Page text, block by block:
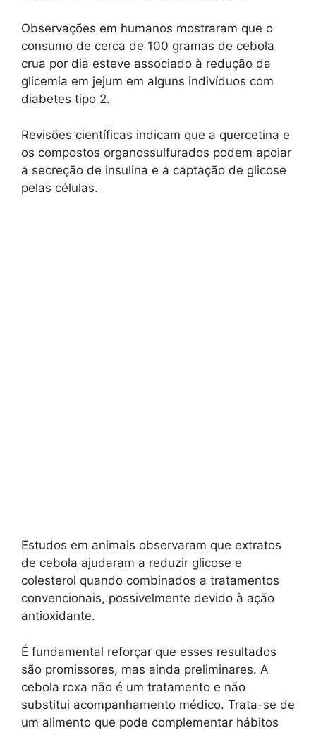
Observações em humanos mostraram que o
consumo de cerca de 100 gramas de cebola
crua por dia esteve associado à redução da
glicemia em jejum em alguns indivíduos com
diabetes tipo 2.
Revisões científicas indicam que a quercetina e
os compostos organossulfurados podem apoiar
a secreção de insulina e a captação de glicose
pelas células.
Estudos em animais observaram que extratos
de cebola ajudaram a reduzir glicose e
colesterol quando combinados a tratamentos
convencionais, possivelmente devido à ação
antioxidante.
É fundamental reforçar que esses resultados
são promissores, mas ainda preliminares. A
cebola roxa não é um tratamento e não
substitui acompanhamento médico. Trata-se de
um alimento que pode complementar hábitos